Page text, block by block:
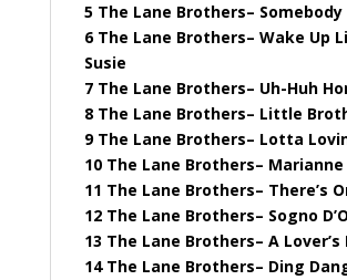
5 The Lane Brothers– Somebody
6 The Lane Brothers– Wake Up
Susie
7 The Lane Brothers– Uh-Huh
8 The Lane Brothers– Little
9 The Lane Brothers– Lotta
10 The Lane Brothers– Marianne
11 The Lane Brothers– There’s
12 The Lane Brothers– Sogno
13 The Lane Brothers– A Lover’s
14 The Lane Brothers– Ding